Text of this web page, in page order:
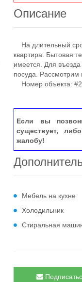
Описание
На длительный
квартира. Бытовая
имеется. Для
посуда.
Номер объекта:
Если вы
существует,
жалобу!
Мебель на кухне
Холодильник
Стиральная